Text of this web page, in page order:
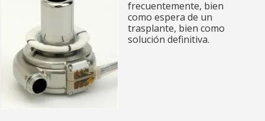
frecuentemente, bien
como espera de un
trasplante, bien como
solución definitiva.